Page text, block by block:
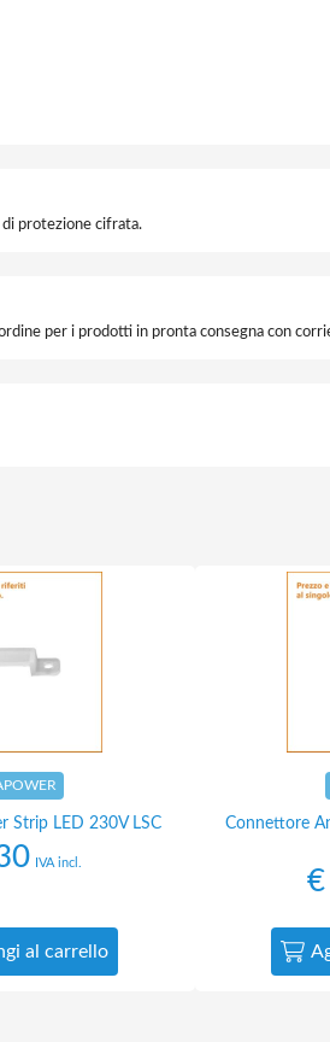
di protezione cifrata.
per i prodotti in pronta consegna con
Strip LED 230V LSC
IVA incl.
al carrello
Connettore
€